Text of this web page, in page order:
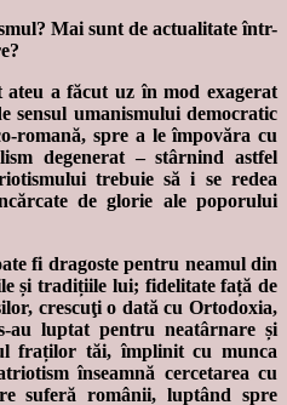
Mai sunt de actualitate într-
a făcut uz în mod exagerat
sensul umanismului democratic
romană, spre a le împovăra cu
degenerat – stârnind astfel
trebuie să i se redea
de glorie ale poporului
fi dragoste pentru neamul din
și tradițiile lui; fidelitate față de
crescuţi o dată cu Ortodoxia,
luptat pentru neatârnare și
fraților tăi, împlinit cu munca
înseamnă cercetarea cu
suferă românii, luptând spre